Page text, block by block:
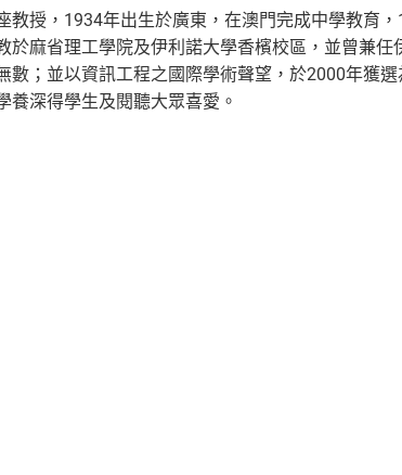
教授，1934年出生於廣東，在澳門完成中學教育
於麻省理工學院及伊利諾大學香檳校區，並曾兼
數；並以資訊工程之國際學術聲望，於2000年獲
養深得學生及閱聽大眾喜愛。